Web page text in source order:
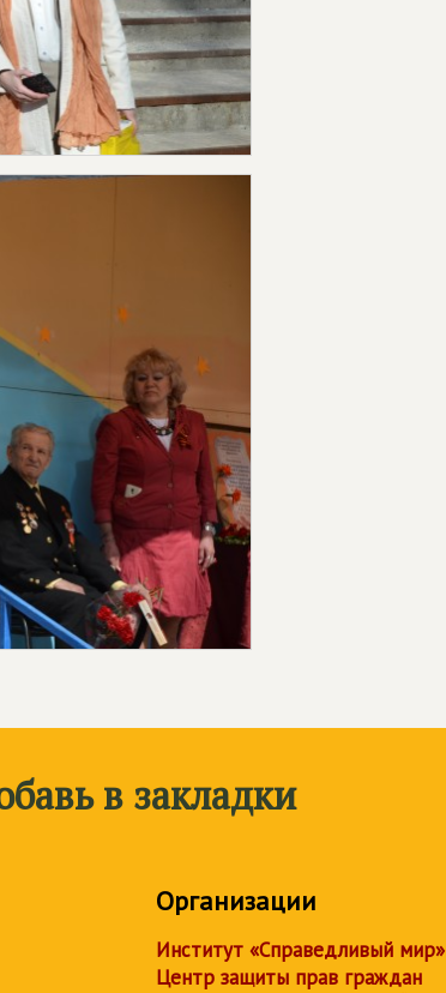
в закладки
Организации
Институт «Справедливый мир»
Центр защиты прав граждан